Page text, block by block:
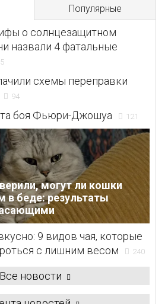
Популярные
о солнцезащитном
назвали 4 фатальные
схемы переправки
94
боя Фьюри-Джошуа 121
могут ли кошки
беде: результаты
9 видов чая, которые
с лишним весом
240
Все новости